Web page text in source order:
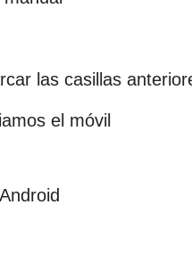
las casillas
el móvil